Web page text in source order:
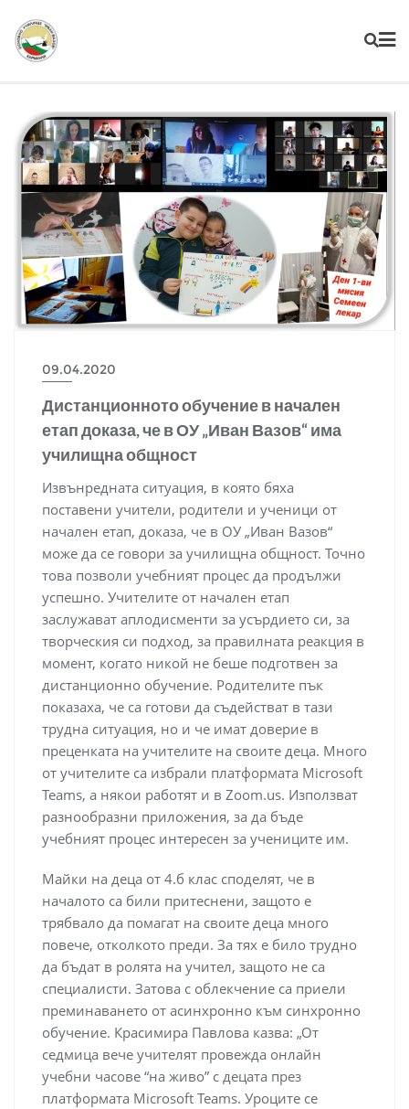
09.04.2020
Дистанционното обучение в начален
етап доказа, че в ОУ „Иван Вазов“ има
училищна общност
Извънредната ситуация, в която бяха
поставени учители, родители и ученици от
начален етап, доказа, че в ОУ „Иван Вазов“
може да се говори за училищна общност. Точно
това позволи учебният процес да продължи
успешно. Учителите от начален етап
заслужават аплодисменти за усърдието си, за
творческия си подход, за правилната реакция в
момент, когато никой не беше подготвен за
дистанционно обучение. Родителите пък
показаха, че са готови да съдействат в тази
трудна ситуация, но и че имат доверие в
преценката на учителите на своите деца. Много
от учителите са избрали платформата Microsoft
Teams, а някои работят и в Zoom.us. Използват
разнообразни приложения, за да бъде
учебният процес интересен за учениците им.
Майки на деца от 4.б клас споделят, че в
началото са били притеснени, защото е
трябвало да помагат на своите деца много
повече, отколкото преди. За тях е било трудно
да бъдат в ролята на учител, защото не са
специалисти. Затова с облекчение са приели
преминаването от асинхронно към синхронно
обучение. Красимира Павлова казва: „От
седмица вече учителят провежда онлайн
учебни часове “на живо” с децата през
платформата Microsoft Teams. Уроците се